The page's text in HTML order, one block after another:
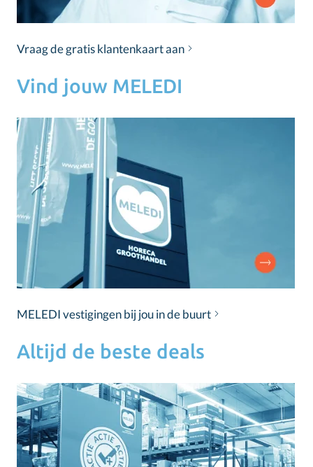
Vraag de gratis klantenkaart aan
Vind jouw MELEDI
MELEDI vestigingen bij jou in de buurt
Altijd de beste deals